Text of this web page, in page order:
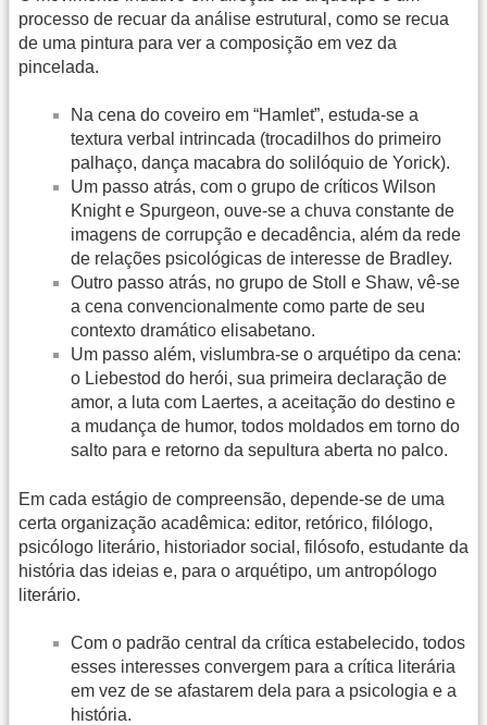
processo de recuar da análise estrutural, como se recua
de uma pintura para ver a composição em vez da
pincelada.
Na cena do coveiro em “Hamlet”, estuda-se a
textura verbal intrincada (trocadilhos do primeiro
palhaço, dança macabra do solilóquio de Yorick).
Um passo atrás, com o grupo de críticos Wilson
Knight e Spurgeon, ouve-se a chuva constante de
imagens de corrupção e decadência, além da rede
de relações psicológicas de interesse de Bradley.
Outro passo atrás, no grupo de Stoll e Shaw, vê-se
a cena convencionalmente como parte de seu
contexto dramático elisabetano.
Um passo além, vislumbra-se o arquétipo da cena:
o Liebestod do herói, sua primeira declaração de
amor, a luta com Laertes, a aceitação do destino e
a mudança de humor, todos moldados em torno do
salto para e retorno da sepultura aberta no palco.
Em cada estágio de compreensão, depende-se de uma
certa organização acadêmica: editor, retórico, filólogo,
psicólogo literário, historiador social, filósofo, estudante da
história das ideias e, para o arquétipo, um antropólogo
literário.
Com o padrão central da crítica estabelecido, todos
esses interesses convergem para a crítica literária
em vez de se afastarem dela para a psicologia e a
história.